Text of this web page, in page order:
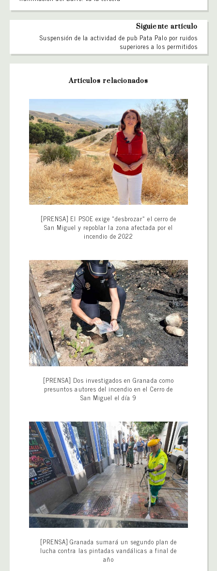
Siguiente artículo
Suspensión de la actividad de pub Pata Palo por ruidos
superiores a los permitidos
Artículos relacionados
[PRENSA] El PSOE exige «desbrozar» el cerro de
San Miguel y repoblar la zona afectada por el
incendio de 2022
[PRENSA] Dos investigados en Granada como
presuntos autores del incendio en el Cerro de
San Miguel el día 9
[PRENSA] Granada sumará un segundo plan de
lucha contra las pintadas vandálicas a final de
año